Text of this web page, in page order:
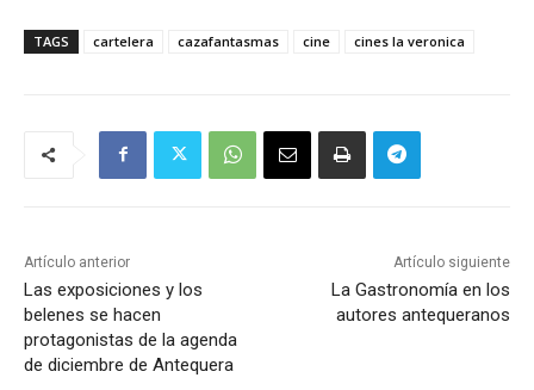
TAGS cartelera cazafantasmas cine cines la veronica
Artículo anterior
Las exposiciones y los
belenes se hacen
protagonistas de la agenda
de diciembre de Antequera
Artículo siguiente
La Gastronomía en los
autores antequeranos